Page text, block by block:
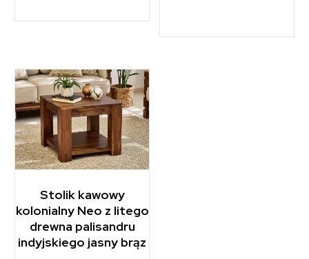
Stolik kawowy
kolonialny Neo z litego
drewna palisandru
indyjskiego jasny brąz